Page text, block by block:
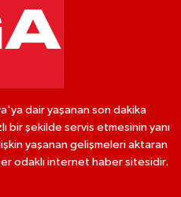
dair yaşanan son dakika
bir şekilde servis etmesinin yanı
yaşanan gelişmeleri aktaran
odaklı internet haber sitesidir.